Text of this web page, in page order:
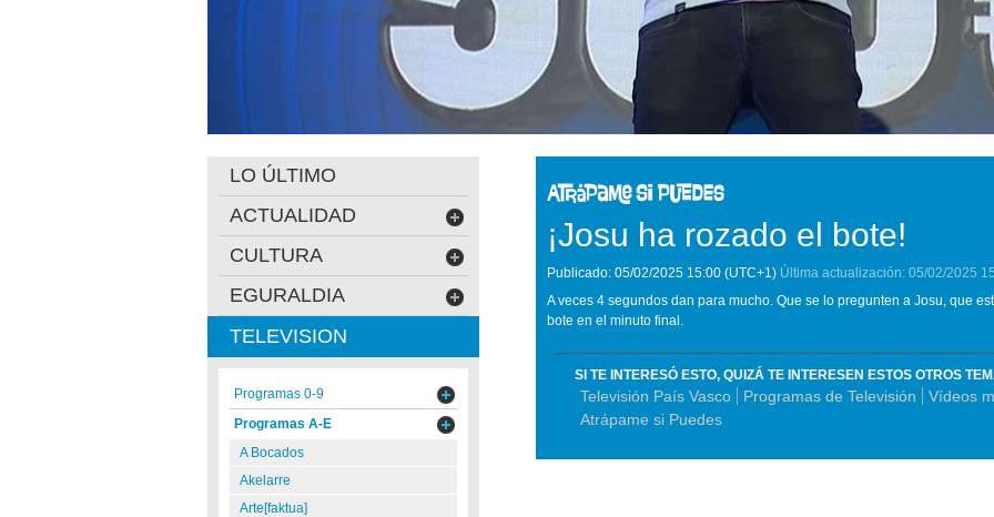
¡Josu ha rozado el bote!
Publicado: 05/02/2025 15:00 (UTC+1) Última actualización: 05/02/2025
A veces 4 segundos dan para mucho. Que se lo pregunten a Josu, que
bote en el minuto final.
SI TE INTERESÓ ESTO, QUIZÁ TE INTERESEN ESTOS OTROS
Televisión País Vasco Programas de Televisión Vídeos
Atrápame si Puedes
LO ÚLTIMO
ACTUALIDAD
CULTURA
EGURALDIA
TELEVISION
Programas 0-9
Programas A-E
A Bocados
Akelarre
Arte[faktua]